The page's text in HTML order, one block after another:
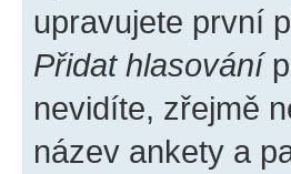
upravujete první
Přidat hlasování
nevidíte, zřejmě
název ankety a